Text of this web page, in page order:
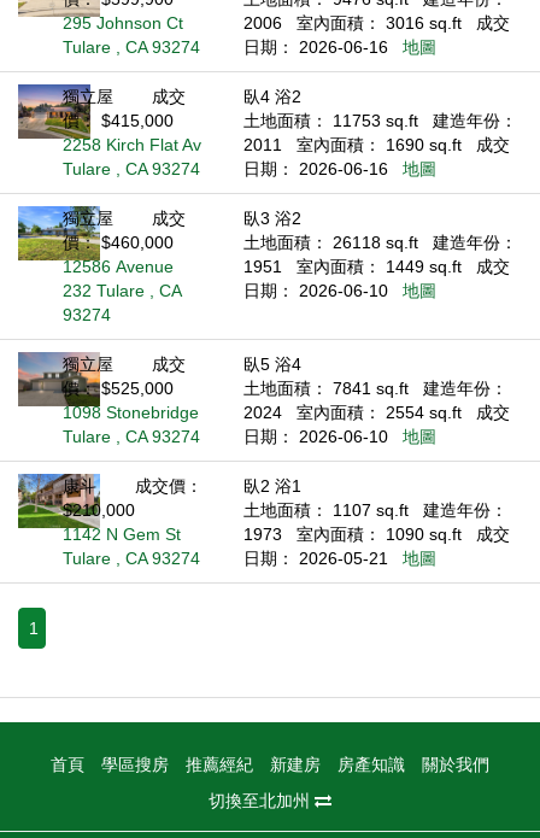
295 Johnson Ct
Tulare , CA 93274
2006
室內面積： 3016 sq.ft
成交
日期： 2026-06-16
地圖
獨立屋
成交
價： $415,000
2258 Kirch Flat Av
Tulare , CA 93274
臥4 浴2
土地面積： 11753 sq.ft
建造年份：
2011
室內面積： 1690 sq.ft
成交
日期： 2026-06-16
地圖
獨立屋
成交
價： $460,000
12586 Avenue
232 Tulare , CA
93274
臥3 浴2
土地面積： 26118 sq.ft
建造年份：
1951
室內面積： 1449 sq.ft
成交
日期： 2026-06-10
地圖
獨立屋
成交
價： $525,000
1098 Stonebridge
Tulare , CA 93274
臥5 浴4
土地面積： 7841 sq.ft
建造年份：
2024
室內面積： 2554 sq.ft
成交
日期： 2026-06-10
地圖
康斗
成交價：
$210,000
1142 N Gem St
Tulare , CA 93274
臥2 浴1
土地面積： 1107 sq.ft
建造年份：
1973
室內面積： 1090 sq.ft
成交
日期： 2026-05-21
地圖
1
首頁 學區搜房 推薦經紀 新建房 房產知識
關於我們
切換至北加州